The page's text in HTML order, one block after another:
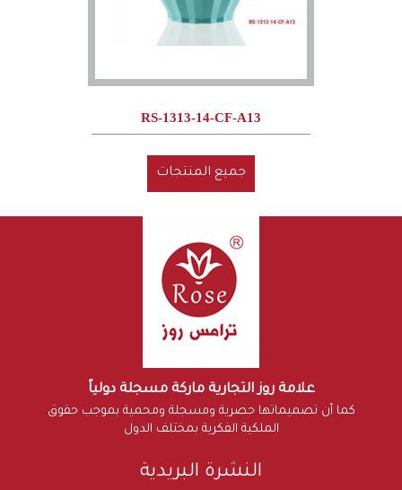
RS-1313-14-CF-A13
جميع المنتجات
علامة روز التجارية ماركة مسجلة دولياً
كما أن تصميماتها حصرية ومسجلة ومحمية بموجب حقوق
الملكية الفكرية بمختلف الدول
النشرة البريدية